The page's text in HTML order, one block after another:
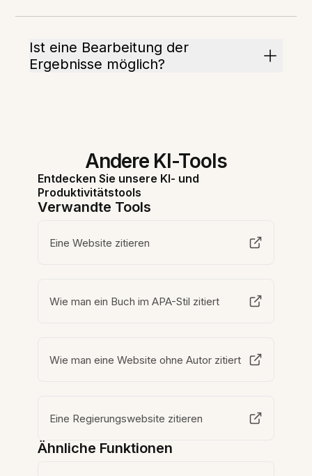
Ist eine Bearbeitung der
Ergebnisse möglich?
Andere KI-Tools
Entdecken Sie unsere KI- und
Produktivitätstools
Verwandte Tools
Eine Website zitieren
Wie man ein Buch im APA-Stil zitiert
Wie man eine Website ohne Autor zitiert
Eine Regierungswebsite zitieren
Ähnliche Funktionen